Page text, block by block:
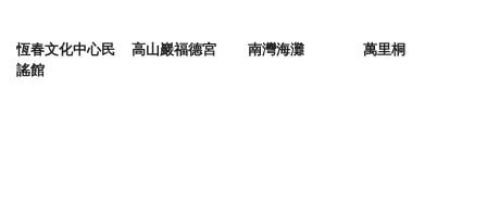
恆春文化中心民
謠館
高山巖福德宮 南灣海灘 萬里桐